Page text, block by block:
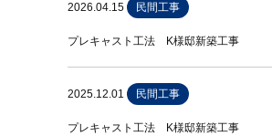
2026.04.15 民間工事
プレキャスト工法 K様邸新築工事
2025.12.01 民間工事
プレキャスト工法 K様邸新築工事